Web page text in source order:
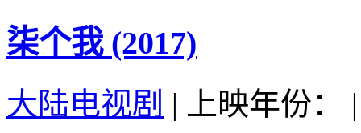
柒个我 (2017)
大陆电视剧 | 上映年份：
|